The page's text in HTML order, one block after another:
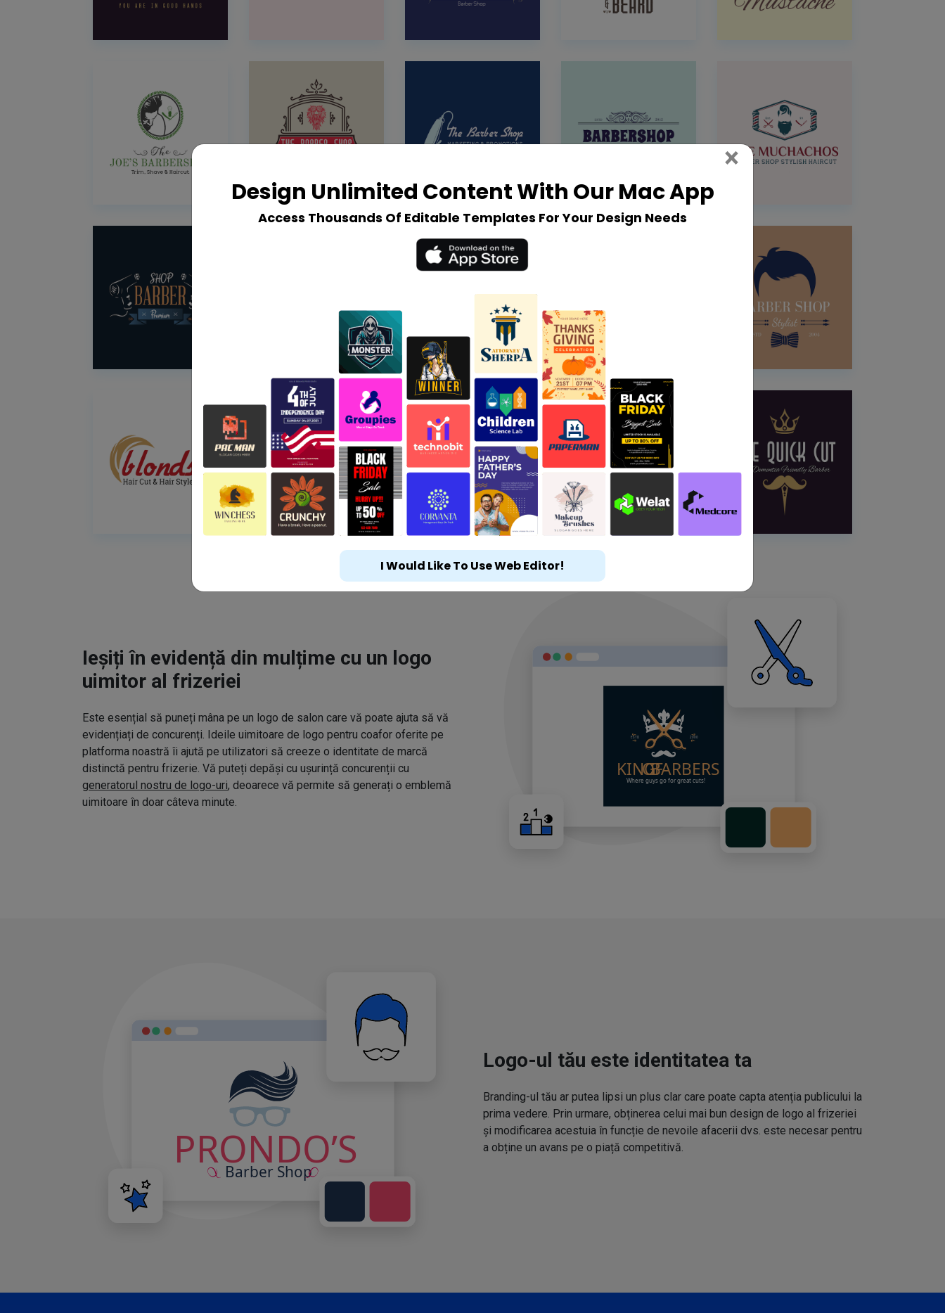
Ieșiți în evidență din mulțime cu un logo
uimitor al frizeriei
Este esențial să puneți mâna pe un logo de salon care vă poate ajuta să vă
evidențiați de concurenți. Ideile uimitoare de logo pentru coafor oferite pe
platforma noastră îi ajută pe utilizatori să creeze o identitate de marcă
distinctă pentru frizerie. Vă puteți depăși cu ușurință concurenții cu
generatorul nostru de logo-uri, deoarece vă permite să generați o emblemă
uimitoare în doar câteva minute.
Logo-ul tău este identitatea ta
Branding-ul tău ar putea lipsi un plus clar care poate capta atenția publicului la
prima vedere. Prin urmare, obținerea celui mai bun design de logo al frizeriei
și modificarea acestuia în funcție de nevoile afacerii dvs. este necesar pentru
a obține un avans pe o piață competitivă.
Design Unlimited Content With Our Mac App
Access Thousands Of Editable Templates For Your Design Needs
× Close
I Would Like To Use Web Editor!